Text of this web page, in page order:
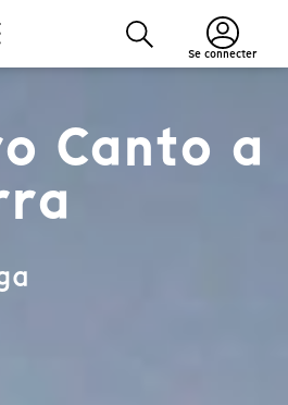
Se connecter
Canto a